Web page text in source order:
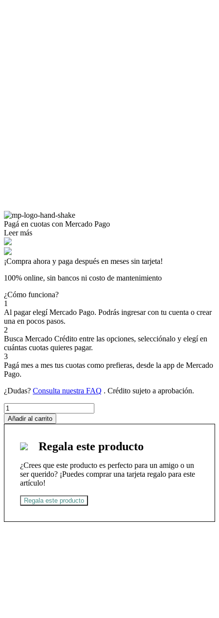
Pagá en cuotas con Mercado Pago
Leer más
¡Compra ahora y paga después en meses sin tarjeta!
100% online, sin bancos ni costo de mantenimiento
¿Cómo funciona?
1
Al pagar elegíMercado Pago. Podrás ingresar con tu cuenta o crear
una en pocos pasos.
2
Busca Mercado Crédito entre las opciones, selecciónalo y elegí en
cuántas cuotas quieres pagar.
3
Pagá mes a mes tus cuotas como prefieras, desde la app de Mercado
Pago.
¿Dudas? Consulta nuestra FAQ . Crédito sujeto a aprobación.
OSHO
cantidad
Añadir al carrito
Regala este producto
¿Crees que este producto es perfecto para un amigo o un
ser querido? ¡Puedes comprar una tarjeta regalo para este
artículo!
Regala este producto